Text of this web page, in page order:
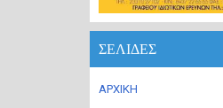
ΣΕΛΙΔΕΣ
ΑΡΧΙΚΗ